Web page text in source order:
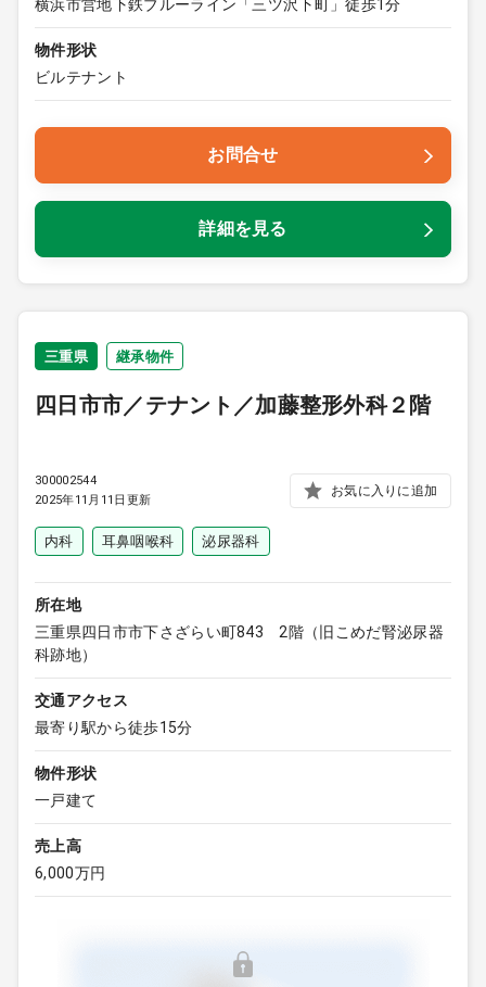
横浜市営地下鉄ブルーライン「三ツ沢下町」徒歩1分
物件形状
ビルテナント
お問合せ
詳細を見る
三重県 継承物件
四日市市／テナント／加藤整形外科２階
300002544
2025年11月11日更新
お気に入りに追加
内科 耳鼻咽喉科 泌尿器科
所在地
三重県四日市市下さざらい町843 2階（旧こめだ腎泌尿器
科跡地）
交通アクセス
最寄り駅から徒歩15分
物件形状
一戸建て
売上高
6,000万円